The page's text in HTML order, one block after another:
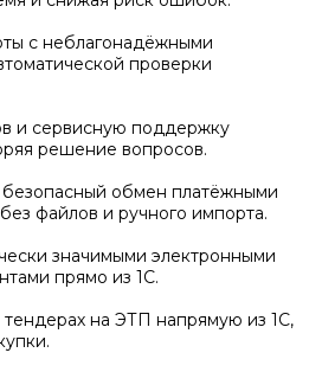
с неблагонадёжными
проверки
и сервисную поддержку
решение вопросов.
обмен платёжными
файлов и ручного импорта.
значимыми электронными
прямо из 1С.
тендерах на ЭТП напрямую из 1С,